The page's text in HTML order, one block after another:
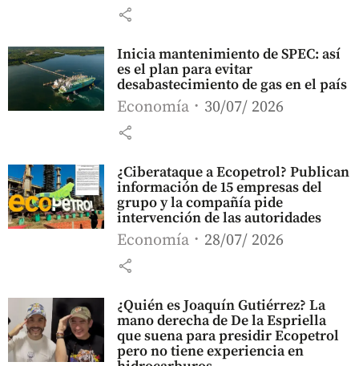
share
Inicia mantenimiento de SPEC: así
es el plan para evitar
desabastecimiento de gas en el país
Economía 30/07/ 2026
share
¿Ciberataque a Ecopetrol? Publican
información de 15 empresas del
grupo y la compañía pide
intervención de las autoridades
Economía 28/07/ 2026
share
¿Quién es Joaquín Gutiérrez? La
mano derecha de De la Espriella
que suena para presidir Ecopetrol
pero no tiene experiencia en